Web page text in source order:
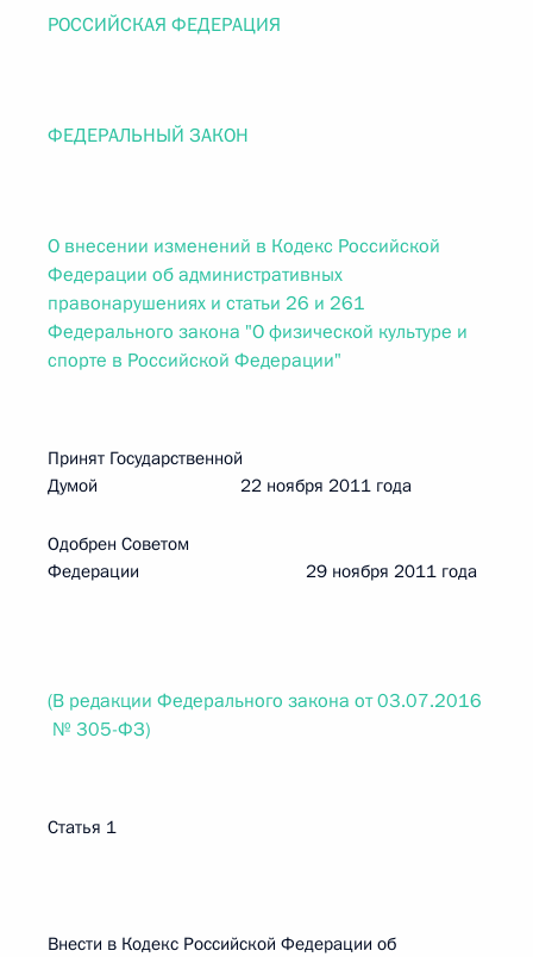
РОССИЙСКАЯ ФЕДЕРАЦИЯ
ФЕДЕРАЛЬНЫЙ ЗАКОН
О внесении изменений в Кодекс Российской
Федерации об административных
правонарушениях и статьи 26 и 261
Федерального закона "О физической культуре и
спорте в Российской Федерации"
Принят Государственной
Думой 22 ноября 2011 года
Одобрен Советом
Федерации 29 ноября 2011 года
(В редакции Федерального закона от 03.07.2016
№ 305-ФЗ)
Статья 1
Внести в Кодекс Российской Федерации об